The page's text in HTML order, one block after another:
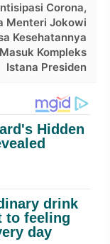
Corona,
Menteri Jokowi
Kesehatannya
Kompleks
Istana Presiden